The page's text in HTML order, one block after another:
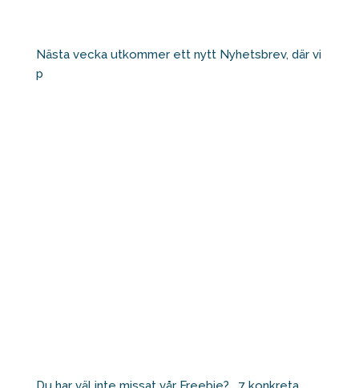
Nästa vecka utkommer ett nytt Nyhetsbrev, där vi
p